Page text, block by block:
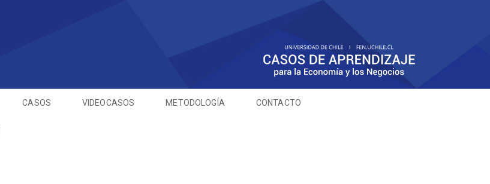
CASOS VIDEOCASOS METODOLOGÍA CONTACTO